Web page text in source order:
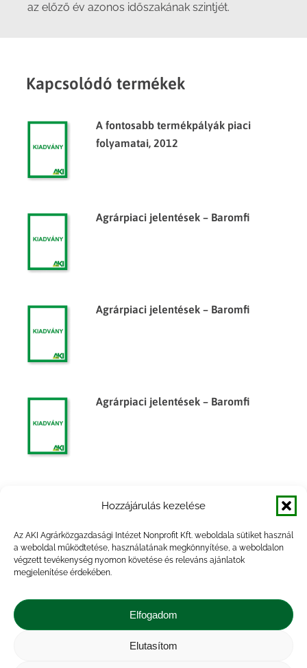
Hozzájárulás kezelése
Az AKI Agrárközgazdasági Intézet Nonprofit Kft. weboldala sütiket használ
a weboldal működtetése, használatának megkönnyítése, a weboldalon
végzett tevékenység nyomon követése és releváns ajánlatok
megjelenítése érdekében.
Elfogadom
Elutasítom
az előző év azonos időszakának szintjét.
Kapcsolódó termékek
A fontosabb termékpályák piaci
folyamatai, 2012
Agrárpiaci jelentések – Baromfi
Agrárpiaci jelentések – Baromfi
Agrárpiaci jelentések – Baromfi